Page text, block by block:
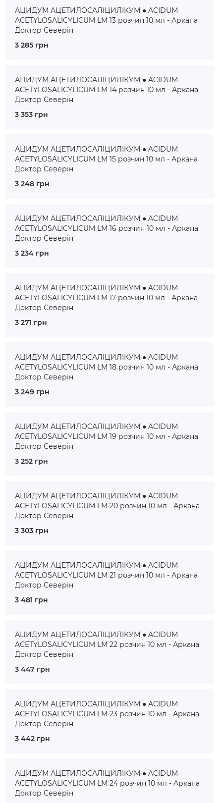
АЦИДУМ АЦЕТИЛОСАЛІЦИЛІКУМ ● ACIDUM
ACETYLOSALICYLICUM LM 13 розчин 10 мл - Аркана
Доктор Северін
3 285 грн
АЦИДУМ АЦЕТИЛОСАЛІЦИЛІКУМ ● ACIDUM
ACETYLOSALICYLICUM LM 14 розчин 10 мл - Аркана
Доктор Северін
3 353 грн
АЦИДУМ АЦЕТИЛОСАЛІЦИЛІКУМ ● ACIDUM
ACETYLOSALICYLICUM LM 15 розчин 10 мл - Аркана
Доктор Северін
3 248 грн
АЦИДУМ АЦЕТИЛОСАЛІЦИЛІКУМ ● ACIDUM
ACETYLOSALICYLICUM LM 16 розчин 10 мл - Аркана
Доктор Северін
3 234 грн
АЦИДУМ АЦЕТИЛОСАЛІЦИЛІКУМ ● ACIDUM
ACETYLOSALICYLICUM LM 17 розчин 10 мл - Аркана
Доктор Северін
3 271 грн
АЦИДУМ АЦЕТИЛОСАЛІЦИЛІКУМ ● ACIDUM
ACETYLOSALICYLICUM LM 18 розчин 10 мл - Аркана
Доктор Северін
3 249 грн
АЦИДУМ АЦЕТИЛОСАЛІЦИЛІКУМ ● ACIDUM
ACETYLOSALICYLICUM LM 19 розчин 10 мл - Аркана
Доктор Северін
3 252 грн
АЦИДУМ АЦЕТИЛОСАЛІЦИЛІКУМ ● ACIDUM
ACETYLOSALICYLICUM LM 20 розчин 10 мл - Аркана
Доктор Северін
3 303 грн
АЦИДУМ АЦЕТИЛОСАЛІЦИЛІКУМ ● ACIDUM
ACETYLOSALICYLICUM LM 21 розчин 10 мл - Аркана
Доктор Северін
3 481 грн
АЦИДУМ АЦЕТИЛОСАЛІЦИЛІКУМ ● ACIDUM
ACETYLOSALICYLICUM LM 22 розчин 10 мл - Аркана
Доктор Северін
3 447 грн
АЦИДУМ АЦЕТИЛОСАЛІЦИЛІКУМ ● ACIDUM
ACETYLOSALICYLICUM LM 23 розчин 10 мл - Аркана
Доктор Северін
3 442 грн
АЦИДУМ АЦЕТИЛОСАЛІЦИЛІКУМ ● ACIDUM
ACETYLOSALICYLICUM LM 24 розчин 10 мл - Аркана
Доктор Северін